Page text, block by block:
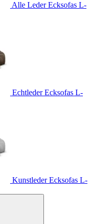
Alle Leder Ecksofas L-
Echtleder Ecksofas L-
Kunstleder Ecksofas L-